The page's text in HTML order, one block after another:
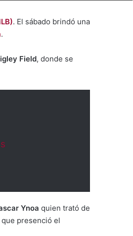
. El sábado brindó una
.
Field, donde se
Ynoa quien trató de
presenció el